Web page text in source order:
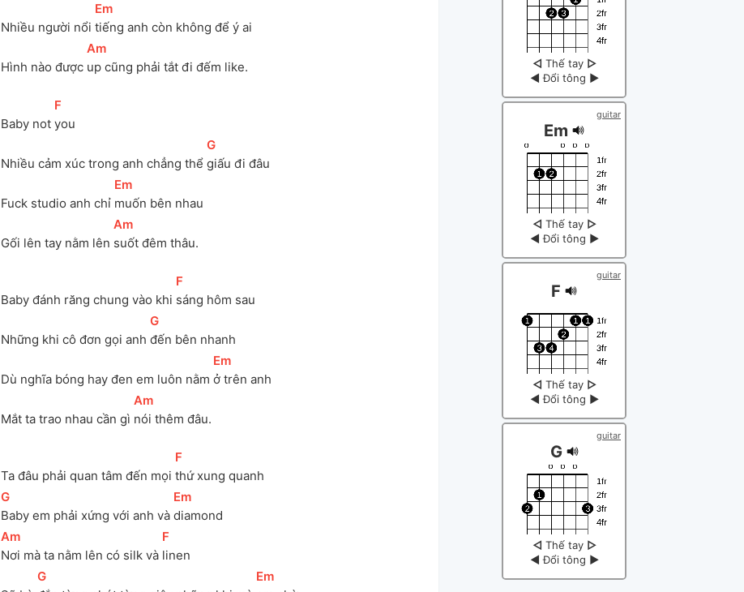
Nhiều người nổi
[Em
tiếng anh còn không để ý ai
Hình nào được
[
Am
up cũng phải tắt đi đếm like.
Baby not
[F
you
Nhiều cảm xúc trong anh chẳng thể
[
G
giấu đi đâu
Fuck studio anh chỉ
[Em
muốn bên nhau
Gối lên tay nằm lên
[
Am
suốt đêm thâu.
Baby đánh răng chung vào khi
[F
sáng hôm sau
Những khi cô đơn gọi anh
[
G
đến bên nhanh
Dù nghĩa bóng hay đen em luôn nằm
[Em
ở trên anh
Mắt ta trao nhau cần gì
[
Am
nói thêm đâu.
Ta đâu phải quan tâm đến mọi
[F
thứ xung quanh
[
G
Baby em phải xứng với anh và
[Em
diamond
[
Am
Nơi mà ta nằm lên có silk và
[F
linen
[
G [Em
◁ Thế tay ▷
◀ Đổi tông ▶
guitar
Em
◁ Thế tay ▷
◀ Đổi tông ▶
guitar
F
◁ Thế tay ▷
◀ Đổi tông ▶
guitar
G
◁ Thế tay ▷
◀ Đổi tông ▶